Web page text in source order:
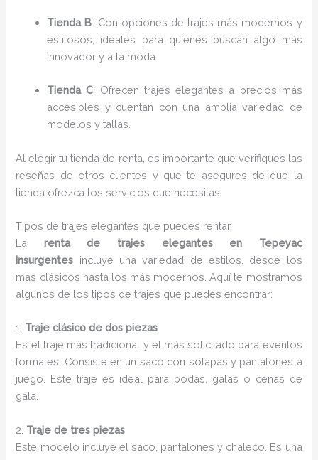
Tienda B: Con opciones de trajes más modernos y
estilosos, ideales para quienes buscan algo más
innovador y a la moda.
Tienda C: Ofrecen trajes elegantes a precios más
accesibles y cuentan con una amplia variedad de
modelos y tallas.
Al elegir tu tienda de renta, es importante que verifiques las
reseñas de otros clientes y que te asegures de que la
tienda ofrezca los servicios que necesitas.
Tipos de trajes elegantes que puedes rentar
La renta de trajes elegantes en Tepeyac
Insurgentes incluye una variedad de estilos, desde los
más clásicos hasta los más modernos. Aquí te mostramos
algunos de los tipos de trajes que puedes encontrar:
1. Traje clásico de dos piezas
Es el traje más tradicional y el más solicitado para eventos
formales. Consiste en un saco con solapas y pantalones a
juego. Este traje es ideal para bodas, galas o cenas de
gala.
2. Traje de tres piezas
Este modelo incluye el saco, pantalones y chaleco. Es una